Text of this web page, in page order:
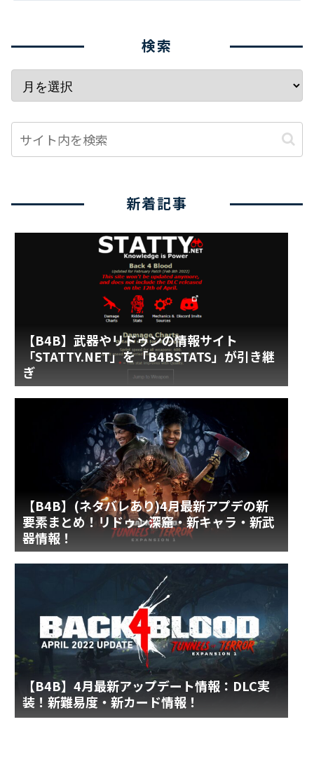
検索
新着記事
【B4B】武器やリドゥンの情報サイト
「STATTY.NET」を「B4BSTATS」が引き継
ぎ
【B4B】(ネタバレあり)4月最新アプデの新
要素まとめ！リドゥン深窟・新キャラ・新武
器情報！
【B4B】4月最新アップデート情報：DLC実
装！新難易度・新カード情報！